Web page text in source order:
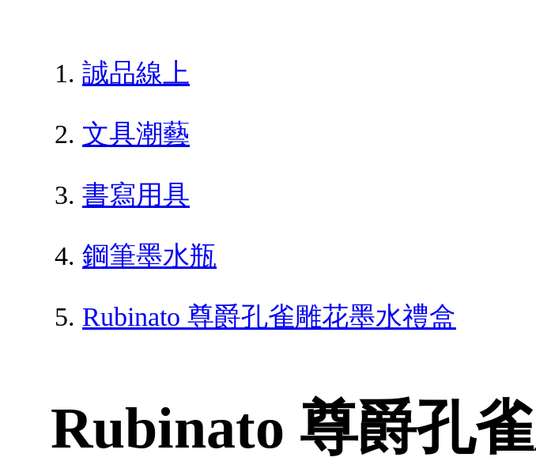
誠品線上
文具潮藝
書寫用具
鋼筆墨水瓶
Rubinato 尊爵孔雀雕花墨水禮盒
Rubinato 尊爵孔